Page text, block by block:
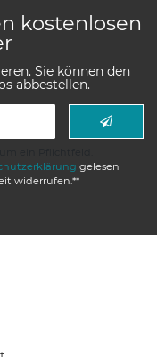
kostenlosen
Sie können den
abbestellen.
gelesen
widerrufen.**